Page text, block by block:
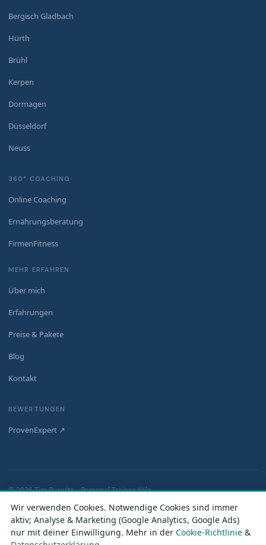
Bergisch Gladbach
Hürth
Brühl
Kerpen
Dormagen
Düsseldorf
Neuss
360° COACHING
Online Coaching
Ernährungsberatung
FirmenFitness
MEHR ERFAHREN
Über mich
Erfahrungen
Preise & Pakete
Blog
Kontakt
BEWERTUNGEN
ProvenExpert ↗
© 2026 Tim Burwitz – Personal Trainer Köln
Richtlinie
Einstellungen
Wir verwenden Cookies. Notwendige Cookies sind immer
aktiv; Analyse & Marketing (Google Analytics, Google Ads)
nur mit deiner Einwilligung. Mehr in der Cookie-Richtlinie &